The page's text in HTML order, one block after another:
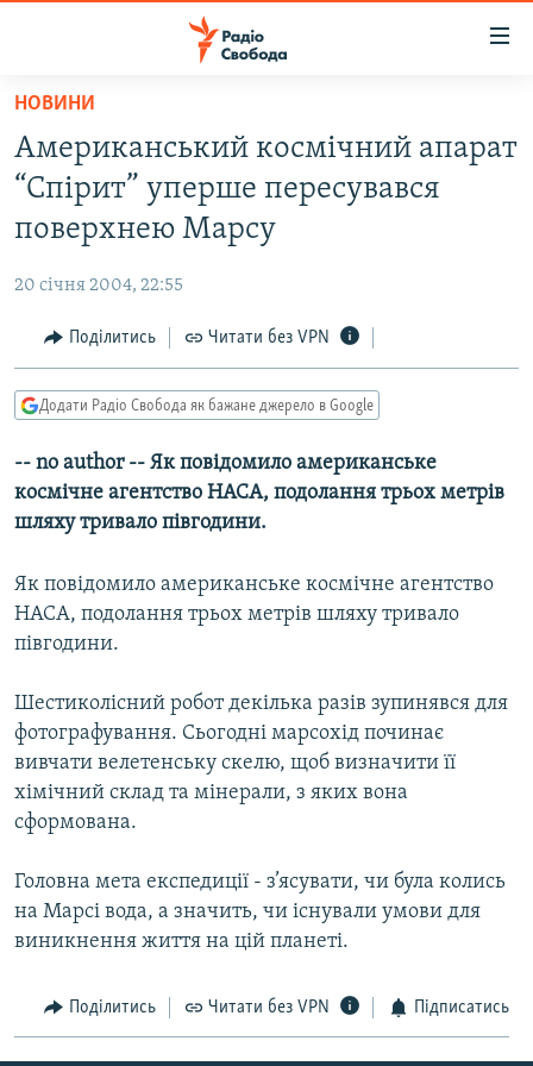
Перейти
основного
матеріалу
Перейти
до
основної
Перейти
до
пошуку
ВСЕ ЗА ДОБУ
СТАТТІ
СУСПІЛЬСТВО
УКРАЇНА
СВІТ
РОСІЙСЬКА «ФІЛЬТРАЦІЯ»
ДОНБАС.РЕАЛІЇ
ТИ ЯК?
СХЕМИ
КИТАЙ.ВИКЛИКИ
ФОТО
СПЕЦПРОЄКТИ
КРИМ РЕАЛІЇ
РУС
УКР
ДОЛУЧАЙСЯ!
НОВИНИ
Американський космічний апарат
“Спірит” уперше пересувався
поверхнею Марсу
20 січня 2004, 22:55
Поділитись Читати без VPN
Додати Радіо Свобода як бажане джерело в Google
-- no author -- Як повідомило американське
космічне агентство НАСА, подолання трьох метрів
шляху тривало півгодини.
Як повідомило американське космічне агентство
НАСА, подолання трьох метрів шляху тривало
півгодини.
Шестиколісний робот декілька разів зупинявся для
фотографування. Сьогодні марсохід починає
вивчати велетенську скелю, щоб визначити її
хімічний склад та мінерали, з яких вона
сформована.
Головна мета експедиції - з’ясувати, чи була колись
на Марсі вода, а значить, чи існували умови для
виникнення життя на цій планеті.
Поділитись Читати без VPN Підписатись